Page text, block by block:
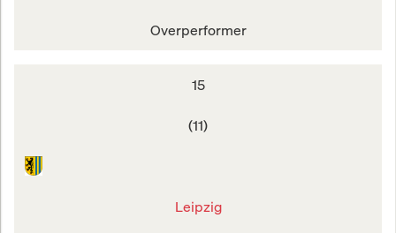
Overperformer
15
(11)
Leipzig